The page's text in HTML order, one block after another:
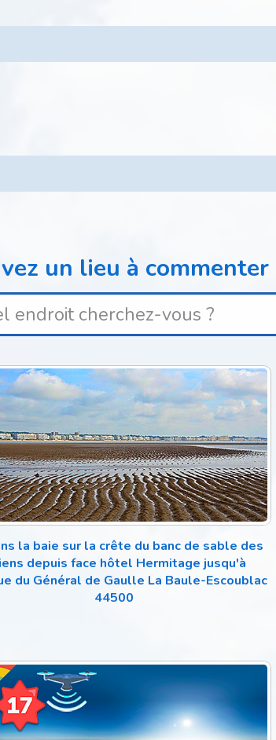
un lieu à commenter
la baie sur la crête du banc de sable des
depuis face hôtel Hermitage jusqu'à
du Général de Gaulle La Baule-Escoublac
44500